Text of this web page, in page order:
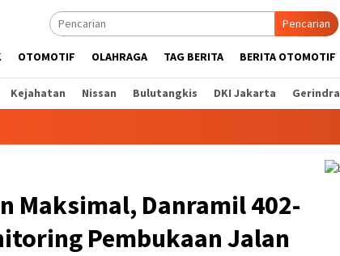
Pencarian
OTOMOTIF OLAHRAGA TAG BERITA BERITA OTOMOTIF
Kejahatan Nissan Bulutangkis DKI Jakarta Gerindra
Maksimal, Danramil 402-
Pembukaan Jalan